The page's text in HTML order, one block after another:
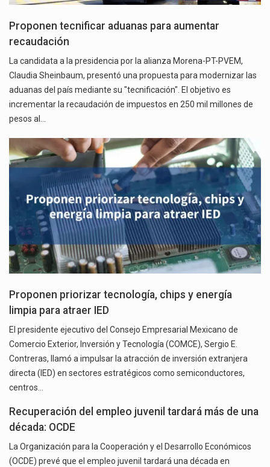
Proponen tecnificar aduanas para aumentar
recaudación
La candidata a la presidencia por la alianza Morena-PT-PVEM,
Claudia Sheinbaum, presentó una propuesta para modernizar las
aduanas del país mediante su "tecnificación". El objetivo es
incrementar la recaudación de impuestos en 250 mil millones de
pesos al…
Proponen priorizar tecnología, chips y energía
limpia para atraer IED
El presidente ejecutivo del Consejo Empresarial Mexicano de
Comercio Exterior, Inversión y Tecnología (COMCE), Sergio E.
Contreras, llamó a impulsar la atracción de inversión extranjera
directa (IED) en sectores estratégicos como semiconductores,
centros…
Recuperación del empleo juvenil tardará más de una
década: OCDE
La Organización para la Cooperación y el Desarrollo Económicos
(OCDE) prevé que el empleo juvenil tardará una década en